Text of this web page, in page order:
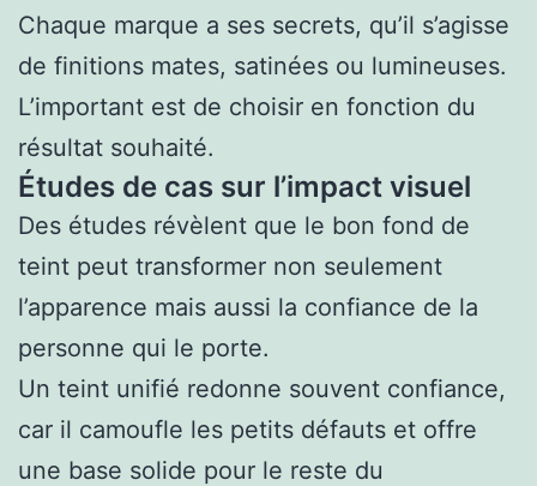
Chaque marque a ses secrets, qu’il s’agisse
de finitions mates, satinées ou lumineuses.
L’important est de choisir en fonction du
résultat souhaité.
Études de cas sur l’impact visuel
Des études révèlent que le bon fond de
teint peut transformer non seulement
l’apparence mais aussi la confiance de la
personne qui le porte.
Un teint unifié redonne souvent confiance,
car il camoufle les petits défauts et offre
une base solide pour le reste du